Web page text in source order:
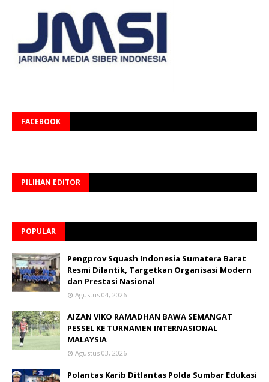
FACEBOOK
PILIHAN EDITOR
POPULAR
Pengprov Squash Indonesia Sumatera Barat
Resmi Dilantik, Targetkan Organisasi Modern
dan Prestasi Nasional
Agustus 04, 2026
AIZAN VIKO RAMADHAN BAWA SEMANGAT
PESSEL KE TURNAMEN INTERNASIONAL
MALAYSIA
Agustus 03, 2026
Polantas Karib Ditlantas Polda Sumbar Edukasi